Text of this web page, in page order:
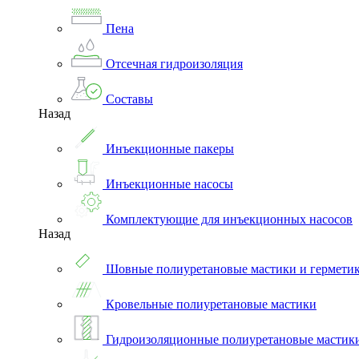
Пена
Отсечная гидроизоляция
Составы
Назад
Инъекционные пакеры
Инъекционные насосы
Комплектующие для инъекционных насосов
Назад
Шовные полиуретановые мастики и
Кровельные полиуретановые мастики
Гидроизоляционные полиуретановые